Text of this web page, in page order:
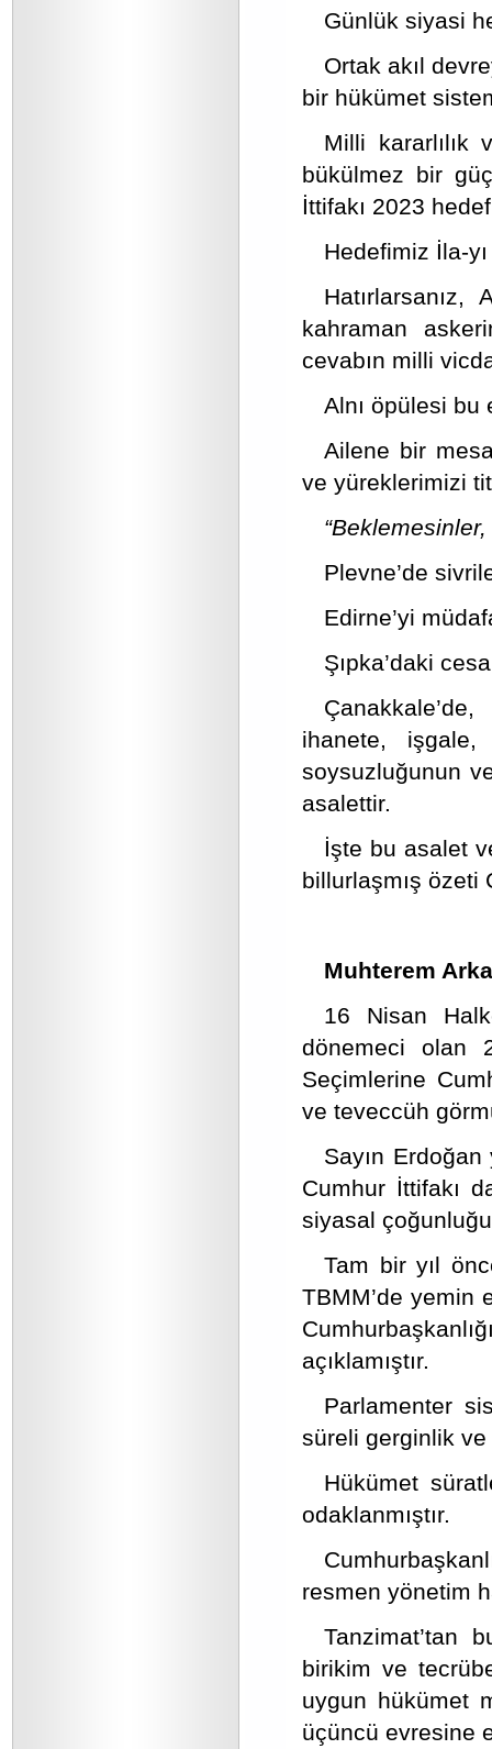
Günlük siyasi
Ortak akıl
bir hükümet
Milli kararlılık
bükülmez bir
İttifakı 2023
Hedefimiz İla-yı
kahraman
cevabın milli
Alnı öpülesi bu
Ailene bir
ve yüreklerimizi
Plevne’de
Edirne’yi
Şıpka’daki
ihanete, işgale,
soysuzluğunun
asalettir.
İşte bu asalet
billurlaşmış özeti
Muhterem
16 Nisan
dönemeci olan
Seçimlerine
ve teveccüh
Sayın
Cumhur İttifakı
siyasal
Tam bir yıl
TBMM’de yemin
açıklamıştır.
Parlamenter
süreli gerginlik ve
Hükümet
odaklanmıştır.
resmen yönetim
Tanzimat’tan
birikim ve
uygun hükümet
üçüncü evresine